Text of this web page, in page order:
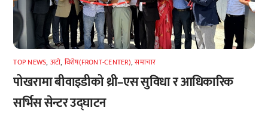
TOP NEWS, अटाे, विशेष(FRONT-CENTER),समाचार
पोखरामा बीवाइडीको थ्री–एस सुविधा र आधिकारिक
सर्भिस सेन्टर उद्घाटन